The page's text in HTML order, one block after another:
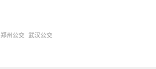
郑州公交
武汉公交